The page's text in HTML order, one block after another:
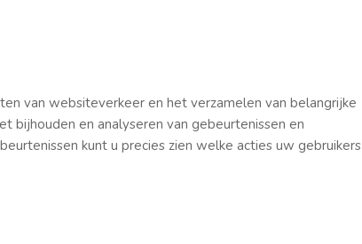
van websiteverkeer en het verzamelen van belangrijke
bijhouden en analyseren van gebeurtenissen en
kunt u precies zien welke acties uw gebruikers